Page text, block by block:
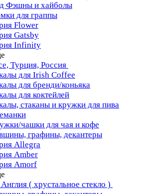
Фэшны и хайболы
для граппы
Flower
Gatsby
Infinity
Турция, Россия
для Irish Coffee
для бренди/коньяка
для коктейлей
стаканы и кружки для пива
чашки для чая и кофе
графины, декантеры
Allegra
Amber
Amorf
( хрустальное стекло )